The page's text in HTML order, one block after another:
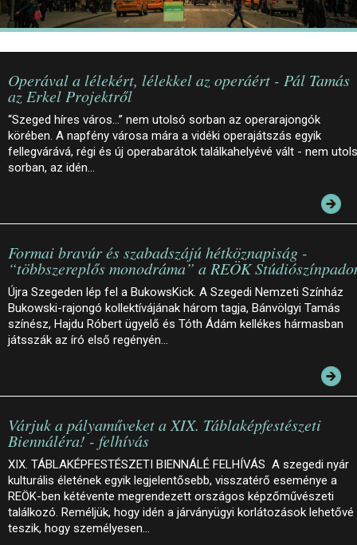
Operával a lélekért, lélekkel az operáért - Pál Tamás
az Erkel Projektről
“Szeged híres város…” nem utolsó sorban az operarajongók
körében. A napfény városa mára a vidéki operajátszás egyik
fellegvárává, régi és új operabarátok találkahelyévé vált - nem
sorban, az idén…
Formai bravúr és szabadszájú hétköznapiság -
“többszereplős monodráma” a REÖK
Újra Szegeden lép fel a BukowsKick. A Szegedi Nemzeti Színház
Bukowski-rajongó kollektívájának három tagja, Bánvölgyi Tamás
színész, Hajdu Róbert ügyelő és Tóth Ádám kellékes hármasban
játsszák az író első regényén…
Várjuk a pályaműveket a XIX. Táblaképfestészeti
Biennáléra! - felhívás
XIX. TÁBLAKÉPFESTÉSZETI BIENNÁLÉ FELHÍVÁS A szegedi nyár
kulturális életének egyik legjelentősebb, visszatérő eseménye a
REÖK-ben kétévente megrendezett országos képzőművészeti
találkozó. Reméljük, hogy idén a járványügyi korlátozások lehetővé
teszik, hogy személyesen…